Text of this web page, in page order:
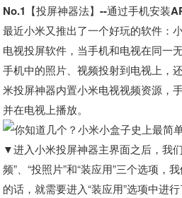
No.1【投屏神器法】--通过手机安装
最近小米又推出了一个好玩的软件：
电视投屏软件，当手机和电视在同一
手机中的照片、视频投射到电视上，
米投屏神器内置小米电视视频资源，
并在电视上播放。
▼进入小米投屏神器主界面之后，我
频”、“投照片”和“装应用”三个选项，
的话，就需要进入“装应用”选项中进行